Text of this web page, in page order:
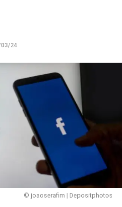
24
© joaoserafim | Depositphotos